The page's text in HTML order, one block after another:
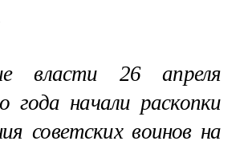
власти 26 апреля
года начали раскопки
советских воинов на